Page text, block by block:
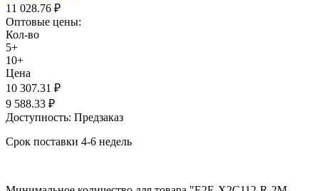
11 028.76 ₽
Оптовые цены:
Кол-во
5+
10+
Цена
10 307.31 ₽
9 588.33 ₽
Доступность: Предзаказ
Срок поставки 4-6 недель